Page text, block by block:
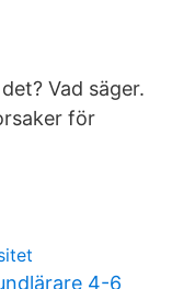
Vad säger.
för
4-6